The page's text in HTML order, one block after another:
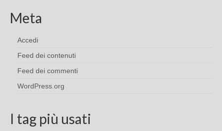
Meta
Accedi
Feed dei contenuti
Feed dei commenti
WordPress.org
I tag più usati